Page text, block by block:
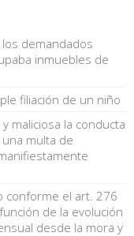
demandados
inmuebles de
filiación de un niño
maliciosa la conducta
multa de
conforme el art. 276
de la evolución
desde la mora y